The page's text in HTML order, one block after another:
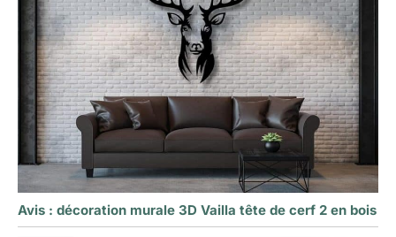
Avis : décoration murale 3D Vailla tête de cerf 2 en bois